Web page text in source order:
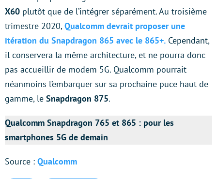
X60 plutôt que de l’intégrer séparément. Au troisième
trimestre 2020,Qualcomm devrait proposer une
itération du Snapdragon 865 avec le 865+. Cependant,
il conservera la même architecture, et ne pourra donc
pas accueillir de modem 5G. Qualcomm pourrait
néanmoins l’embarquer sur sa prochaine puce haut de
gamme, le Snapdragon 875.
Qualcomm Snapdragon 765 et 865 : pour les
smartphones 5G de demain
Source : Qualcomm